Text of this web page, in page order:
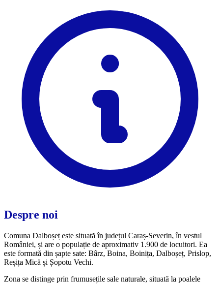
Despre noi
Comuna Dalboșeț este situată în județul Caraș-Severin, în vestul
României, și are o populație de aproximativ 1.900 de locuitori. Ea
este formată din șapte sate: Bârz, Boina, Boinița, Dalboșeț, Prislop,
Reșița Mică și Șopotu Vechi.
Zona se distinge prin frumusețile sale naturale, situată la poalele